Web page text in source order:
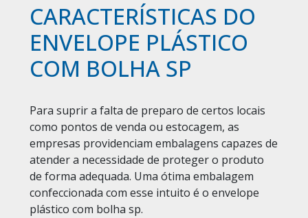
CARACTERÍSTICAS DO
ENVELOPE PLÁSTICO
COM BOLHA SP
Para suprir a falta de preparo de certos locais
como pontos de venda ou estocagem, as
empresas providenciam embalagens capazes de
atender a necessidade de proteger o produto
de forma adequada. Uma ótima embalagem
confeccionada com esse intuito é o envelope
plástico com bolha sp.